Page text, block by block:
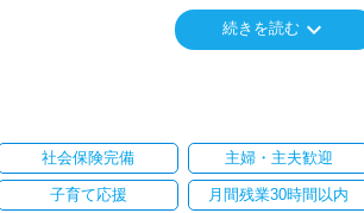
続きを読む keyboard_arrow_down
社会保険完備 主婦・主夫歓迎
子育て応援 月間残業30時間以内